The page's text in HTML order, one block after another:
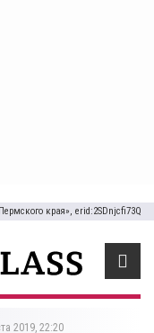
края», erid:2SDnjcfi73Q
2019, 22:20